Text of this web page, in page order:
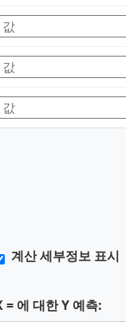
계산 세부정보 표시
= 에 대한 Y 예측: